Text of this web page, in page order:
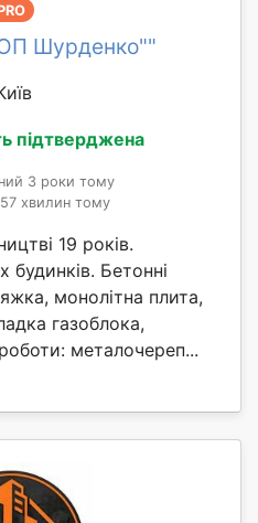
Шурденко""
підтверджена
3 роки тому
57 хвилин тому
19 років.
будинків. Бетонні
монолітна плита,
газоблока,
металочереп...